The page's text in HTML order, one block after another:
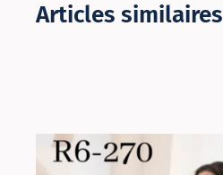
Articles similaires